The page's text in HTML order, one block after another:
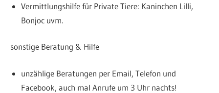
Vermittlungshilfe für Private Tiere: Kaninchen Lilli,
Bonjoc uvm.
sonstige Beratung & Hilfe
unzählige Beratungen per Email, Telefon und
Facebook, auch mal Anrufe um 3 Uhr nachts!